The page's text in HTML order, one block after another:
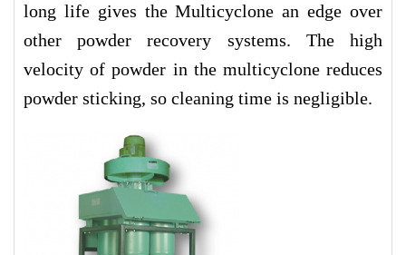
long life gives the Multicyclone an edge over
other powder recovery systems. The high
velocity of powder in the multicyclone reduces
powder sticking, so cleaning time is negligible.